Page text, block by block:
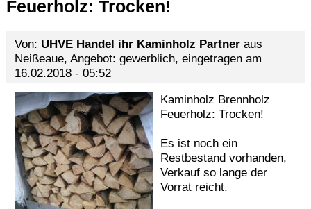
Gesellschaft
Service
Verkehr
Gesundheit
Kultur
Sport
Termine
Kostenlos
Feuerholz: Trocken!
Von: UHVE Handel ihr Kaminholz Partneraus
Neißeaue, Angebot: gewerblich, eingetragen am
16.02.2018 - 05:52
Kaminholz Brennholz
Feuerholz: Trocken!
Es ist noch ein
Restbestand vorhanden,
Verkauf so lange der
Vorrat reicht.